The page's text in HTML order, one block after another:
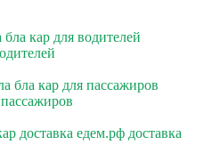
кар для водителей
бла кар для пассажиров
доставка едем.рф доставка